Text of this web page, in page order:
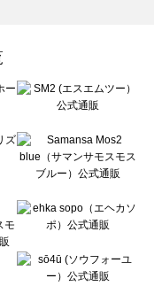
ップス一覧
覧